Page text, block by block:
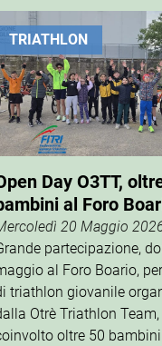
TRIATHLON
Day O3TT,
al Foro
20 Maggio
partecipazione,
al Foro Boario,
triathlon giovanile
Otrè Triathlon
oltre 50